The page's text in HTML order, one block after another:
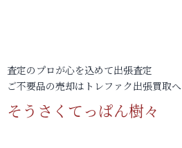
査定のプロが心を込めて出張査定
ご不要品の売却はトレファク出張買取へ
そうさくてっぱん樹々